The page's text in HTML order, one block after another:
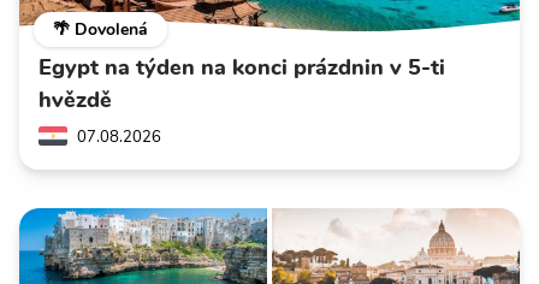
🌴 Dovolená
Egypt na týden na konci prázdnin v 5-ti
hvězdě
07.08.2026